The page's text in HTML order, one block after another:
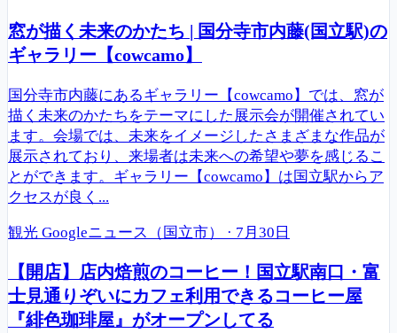
窓が描く未来のかたち | 国分寺市内藤(国立駅)の
ギャラリー【cowcamo】
国分寺市内藤にあるギャラリー【cowcamo】では、窓が
描く未来のかたちをテーマにした展示会が開催されてい
ます。会場では、未来をイメージしたさまざまな作品が
展示されており、来場者は未来への希望や夢を感じるこ
とができます。ギャラリー【cowcamo】は国立駅からア
クセスが良く...
観光 Googleニュース（国立市） · 7月30日
【開店】店内焙煎のコーヒー！国立駅南口・富
士見通りぞいにカフェ利用できるコーヒー屋
『緋色珈琲屋』がオープンしてる